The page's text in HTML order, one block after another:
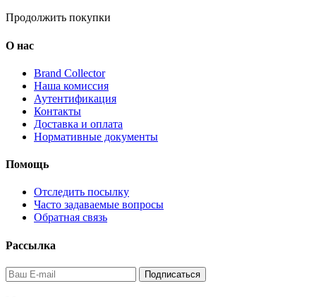
Продолжить покупки
О нас
Brand Collector
Наша комиссия
Аутентификация
Контакты
Доставка и оплата
Нормативные документы
Помощь
Отследить посылку
Часто задаваемые вопросы
Обратная связь
Рассылка
Подписаться